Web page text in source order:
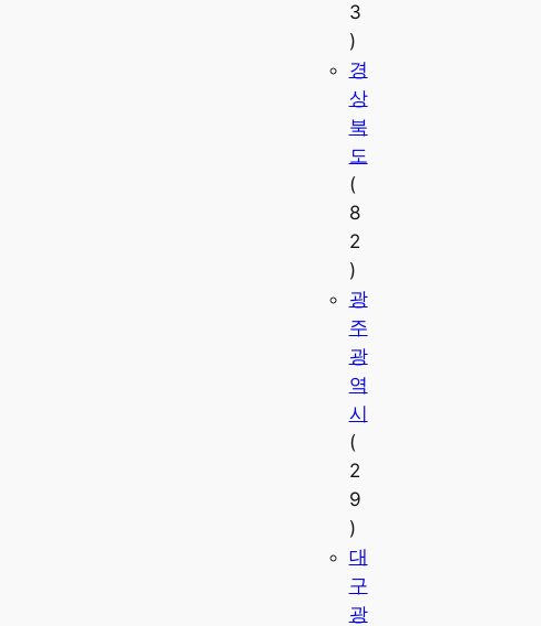
3
)
경
상
북
도
(
8
2
)
광
주
광
역
시
(
2
9
)
대
구
광